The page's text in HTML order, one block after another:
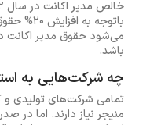
باشد.
چه شرکت‌هایی به
تمامی شرکت‌های تولیدی و
منیجر نیاز دارند. اما